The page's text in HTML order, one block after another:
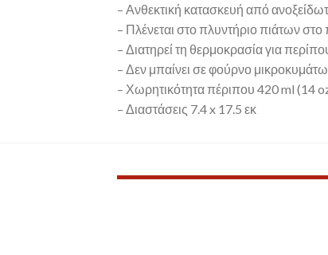
– Ανθεκτική κατασκευή από
– Πλένεται στο πλυντήριο πιάτων
– Διατηρεί τη θερμοκρασία για
– Δεν μπαίνει σε φούρνο
– Χωρητικότητα πέριπου 420 ml (14
– Διαστάσεις 7.4 x 17.5 εκ